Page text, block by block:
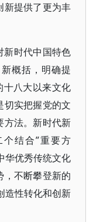
新提供了更为丰
新时代中国特色
概括，明确提
十八大以来文化
切实把握党的文
方法。新时代新
结合”重要方
华优秀传统文化
，不断攀登新的
造性转化和创新